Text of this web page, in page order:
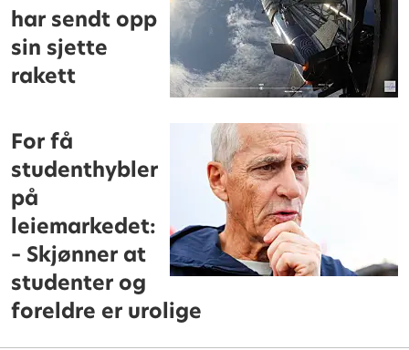
har sendt opp
sin sjette
rakett
For få
studenthybler
på
leiemarkedet:
– Skjønner at
studenter og
foreldre er urolige